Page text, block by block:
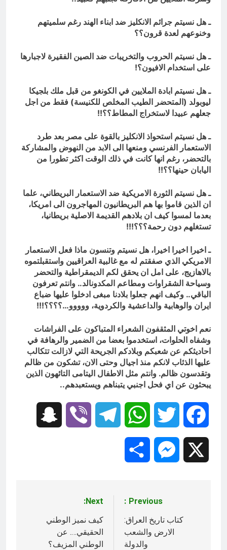
ـ هل نسيتم جرائم الانكليز ضد ابناء الهند رغم سلميتهم
وخنوعهم لعدة قرون؟؟
ـ هل نسيتم الحروب والتخريبات ضد الصين الفقيرة لاجبارها
على استخدام الافيون؟!
ـ هل نسيتم ابادة الملايين في الكونغو من قبل ملك بلجيكا
ليوبولد (المتحضر الطيب المخلص للكنيسة) فقط من اجل
جعلهم عبيدا لاستخراج المطاط؟؟!!
ـ هل نسيتم استحواذ الانكليز بالقوة على مصر بعد طرد
الاستعمار الفرنسي ومنعها الى الابد من النهوض والمشاركة
بالتحضر، رغم انها كانت في ذلك الوقت اكثر تطورا من
اليابان حينها؟؟!!
ـ هل نسيتم الثورة الامريكية ضد الاستعمار البريطاني، علما
ان الذين قاموا بها هم البريطانيون المهاجرون الى امريكا،
بعدما لمسوا كيف ان بلادهم القديمة الاصلية بريطانيا،
تستغلهم دون رحمة؟؟؟!!!
ـ اخيرا اخيرا اخيرا، هل نسيتم وتنسون ماذا فعل الاستعمار
الامريكي الذي صفقتم له مع غالبية العراقيين واستقبلتموه
بالاهازيج، على امل ان يحقق لكم الديمقراطية والتحضر
وسياحة الشقراوات ومطاعم المكدونالد.. وانتم تعرفون
الباقي.. وكيف انهم جعلوا بلادنا مبغى ادخلوا عليها ضباع
ايران والوهابية والداعشية والكردوية، ووووو…؟؟؟؟!!!
نعم اخوتي المثقفون الشعراء المتباكون على الفراشات
وشفاه الحلوات، استخدموا بعضا من الضمير والرهافة في
احاديثكم عن شعبكم وبلادكم الجريحة التي لازالت تتكالب
عليها الذئاب لانكم منذ اجيال وحتى الان، تشكون من ظالم
وتقدسون ظالم. وانتم مثل الاطفال اليتامى التائهون الذين
يبحثون عن اي فحل اجنبي يتبناهم ويستعبدهم..
Facebook
Twitter
WhatsApp
Telegram
Viber
Messenger
المقالات
Previous:
كتاب تاريخ العراق:
الارض والشعب
والدولة
Next:
كيف نميز الوطني
الحقيقي…. عن
الوطني المزيف؟